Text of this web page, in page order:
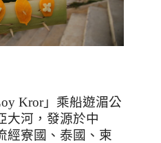
Kror」乘船遊湄公
大河，發源於中
經寮國、泰國、柬